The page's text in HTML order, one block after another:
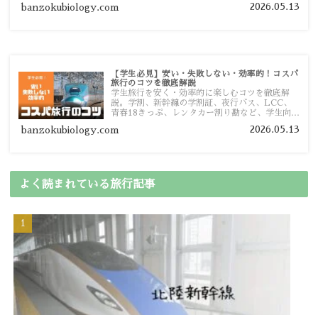
banzokubiology.com 2026.05.13
【学生必見】安い・失敗しない・効率的！コスパ
旅行のコツを徹底解説
学生旅行を安く・効率的に楽しむコツを徹底解
説。学割、新幹線の学割証、夜行バス、LCC、
青春18きっぷ、レンタカー割り勘など、学生向け
banzokubiology.com 2026.05.13
よく読まれている旅行記事